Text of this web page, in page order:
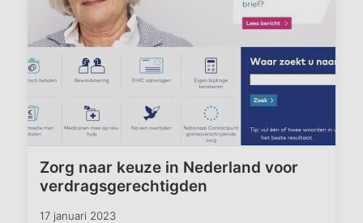
Zorg naar keuze in Nederland voor
verdragsgerechtigden
17 januari 2023